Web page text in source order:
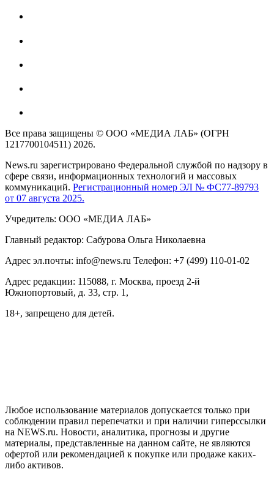
Все права защищены © ООО «МЕДИА ЛАБ» (ОГРН
1217700104511) 2026.
News.ru зарегистрировано Федеральной службой по надзору в
сфере связи, информационных технологий и массовых
коммуникаций. Регистрационный номер ЭЛ № ФС77-89793
от 07 августа 2025.
Учредитель: ООО «МЕДИА ЛАБ»
Главный редактор: Сабурова Ольга Николаевна
Адрес эл.почты: info@news.ru Телефон: +7 (499) 110-01-02
Адрес редакции: 115088, г. Москва, проезд 2-й
Южнопортовый, д. 33, стр. 1,
18+, запрещено для детей.
Любое использование материалов допускается только при
соблюдении правил перепечатки и при наличии гиперссылки
на NEWS.ru. Новости, аналитика, прогнозы и другие
материалы, представленные на данном сайте, не являются
офертой или рекомендацией к покупке или продаже каких-
либо активов.